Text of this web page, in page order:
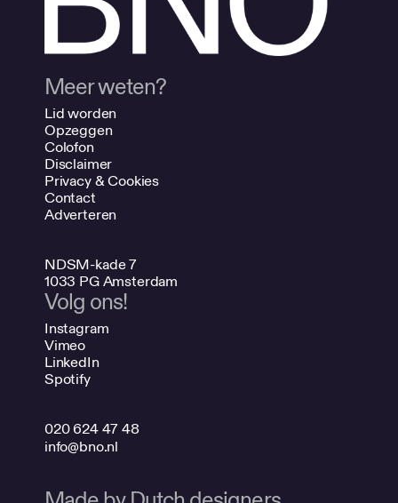
Meer weten?
Lid worden
Opzeggen
Colofon
Disclaimer
Privacy & Cookies
Contact
Adverteren
NDSM-kade 7
1033 PG Amsterdam
Volg ons!
Instagram
Vimeo
LinkedIn
Spotify
020 624 47 48
info@bno.nl